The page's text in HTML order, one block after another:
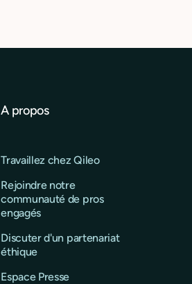
A propos
Travaillez chez Qileo
Rejoindre notre
communauté de pros
engagés
Discuter d'un partenariat
éthique
Espace Presse